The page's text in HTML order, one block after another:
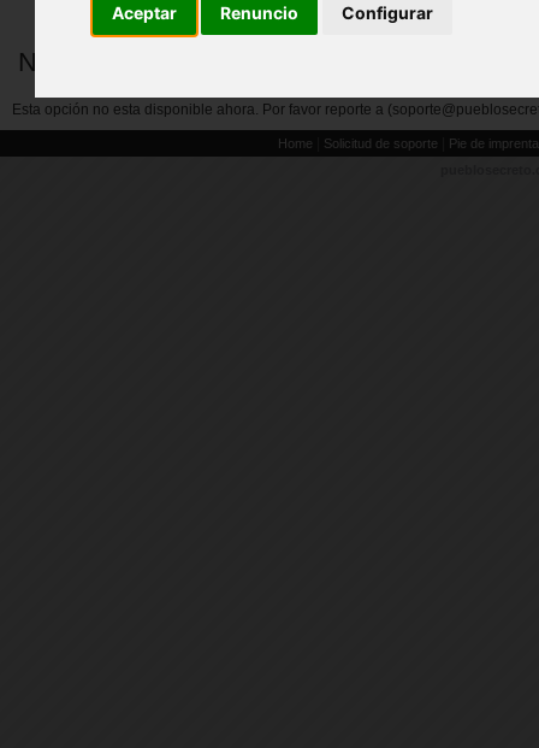
Aceptar Renuncio Configurar
Notificar abuso por miembros
Esta opción no esta disponible ahora. Por favor reporte a
Home Solicitud de soporte Pie de imprenta